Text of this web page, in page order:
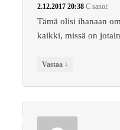
2.12.2017 20:38 C sanoi:
Tämä olisi ihanaan
kaikki, missä on
Vastaa ↓